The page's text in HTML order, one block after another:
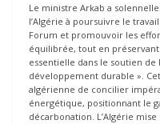
Le ministre Arkab a
l’Algérie à poursuivre le
Forum et promouvoir les
équilibrée, tout en
essentielle dans le soutien
développement durable ».
algérienne de concilier
énergétique, positionnant le
décarbonation. L’Algérie